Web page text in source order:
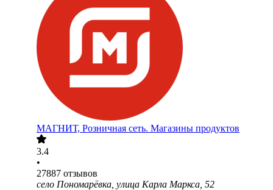
МАГНИТ, Розничная сеть. Магазины продуктов
3.4
•
27887 отзывов
село Пономарёвка, улица Карла Маркса, 52